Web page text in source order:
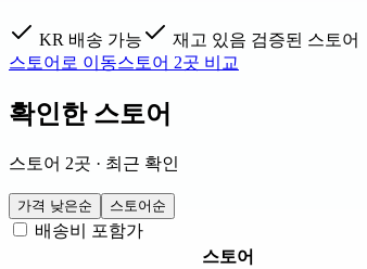
KR 배송 가능 재고 있음 검증된 스토어
스토어로 이동스토어 2곳 비교
확인한 스토어
스토어 2곳 · 최근 확인
가격 낮은순 스토어순
배송비 포함가
스토어